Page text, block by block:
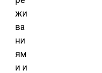
жи
ва
ни
ям
и и